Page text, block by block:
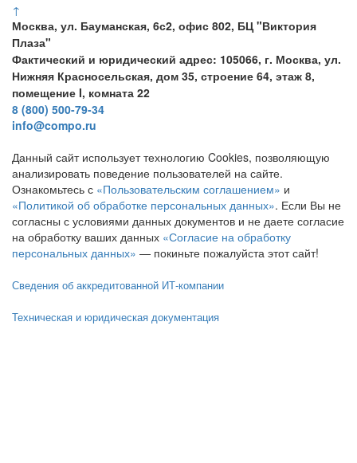
↑
Москва, ул. Бауманская, 6с2, офис 802, БЦ "Виктория
Плаза"
Фактический и юридический адрес: 105066, г. Москва, ул.
Нижняя Красносельская, дом 35, строение 64, этаж 8,
помещение I, комната 22
8 (800) 500-79-34
info@compo.ru
Данный сайт использует технологию Cookies, позволяющую
анализировать поведение пользователей на сайте.
Ознакомьтесь с «Пользовательским соглашением» и
«Политикой об обработке персональных данных». Если Вы не
согласны с условиями данных документов и не даете согласие
на обработку ваших данных «Согласие на обработку
персональных данных» — покиньте пожалуйста этот сайт!
Сведения об аккредитованной ИТ-компании
Техническая и юридическая документация